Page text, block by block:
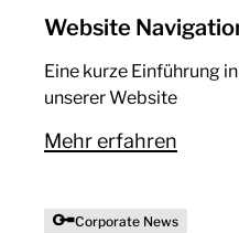
Website
Eine kurze Einführung
unserer Website
Mehr erfahren
Corporate News